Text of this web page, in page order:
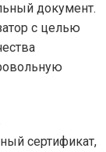
документ.
с целью
сертификат,